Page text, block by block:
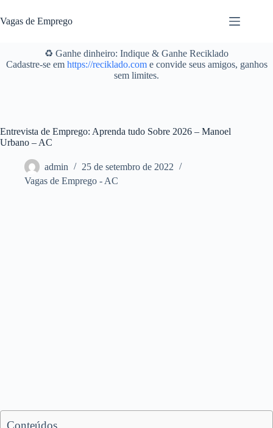
para
o
Vagas de Emprego
♻️ Ganhe dinheiro: Indique & Ganhe Reciklado
Cadastre-se em https://reciklado.come convide seus amigos, ganhos
sem limites.
Entrevista de Emprego: Aprenda tudo Sobre 2026 – Manoel
Urbano – AC
admin
25 de setembro de 2022
Vagas de Emprego - AC
Conteúdos